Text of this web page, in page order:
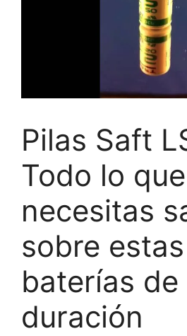
Pilas Saft
Todo lo que
necesitas
sobre estas
baterías de
duración